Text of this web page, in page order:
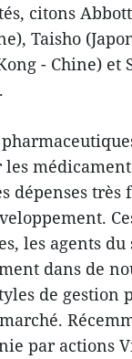
citons
Taisho
- Chine) et
dépenses très
les agents du
dans de
de gestion
par actions